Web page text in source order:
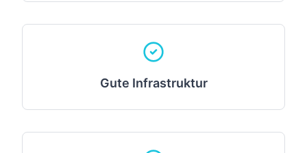
Gute Infrastruktur